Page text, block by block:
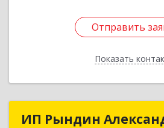
Отправить
Показать
Отправить
Назад
ИП РындинИП